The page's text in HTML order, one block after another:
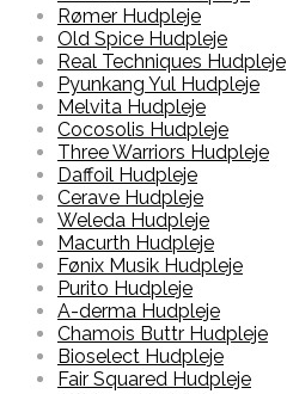
Rømer Hudpleje
Old Spice Hudpleje
Real Techniques Hudpleje
Pyunkang Yul Hudpleje
Melvita Hudpleje
Cocosolis Hudpleje
Three Warriors Hudpleje
Daffoil Hudpleje
Cerave Hudpleje
Weleda Hudpleje
Macurth Hudpleje
Fønix Musik Hudpleje
Purito Hudpleje
A-derma Hudpleje
Chamois Buttr Hudpleje
Bioselect Hudpleje
Fair Squared Hudpleje